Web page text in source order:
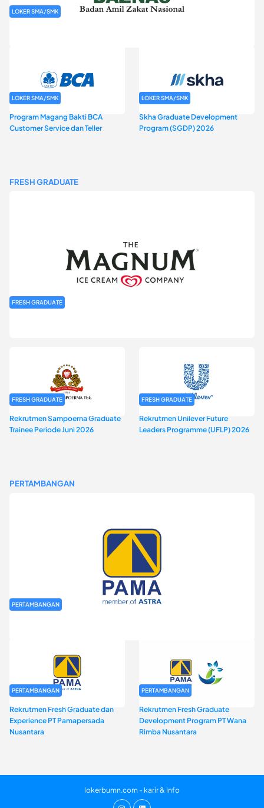
LOKER SMA/SMK
LOKER SMA/SMK
Program Magang Bakti BCA
Customer Service dan Teller
LOKER SMA/SMK
Skha Graduate Development
Program (SGDP) 2026
FRESH GRADUATE
FRESH GRADUATE
FRESH GRADUATE
Rekrutmen Sampoerna Graduate
Trainee Periode Juni 2026
FRESH GRADUATE
Rekrutmen Unilever Future
Leaders Programme (UFLP) 2026
PERTAMBANGAN
PERTAMBANGAN
PERTAMBANGAN
Rekrutmen Fresh Graduate dan
Experience PT Pamapersada
Nusantara
PERTAMBANGAN
Rekrutmen Fresh Graduate
Development Program PT Wana
Rimba Nusantara
lokerbumn.com - karir & Info